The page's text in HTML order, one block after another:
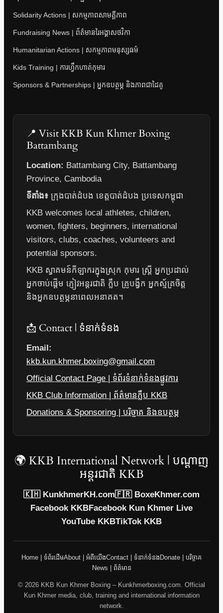
Solidarity Actions | សកម្មភាពសាមគ្គីភាព
Fundraising News | ព័ត៌មានរៃអង្គាសថវិកា
Humanitarian Actions | សកម្មភាពមនុស្សធម៌
Kids Training | ការហ្វឹកហាត់កុមារ
Sponsors & Partnerships | អ្នកឧបត្ថម្ភ និងភាពជាដៃគូ
📍 Visit KKB Kun Khmer Boxing
Battambang
Location: Battambang City, Battambang
Province, Cambodia
ទីតាំង៖ ក្រុងបាត់ដំបង ខេត្តបាត់ដំបង ប្រទេសកម្ពុជា
KKB welcomes local athletes, children,
women, fighters, beginners, international
visitors, clubs, coaches, volunteers and
potential sponsors.
KKB ស្វាគមន៍កីឡាករក្នុងស្រុក កុមារ ស្ត្រី អ្នកប្រដាល់
អ្នកចាប់ផ្តើម ភ្ញៀវអន្តរជាតិ ក្លឹប គ្រូបង្វឹក អ្នកស្ម័គ្រចិត្ត
និងអ្នកឧបត្ថម្ភនាពេលអនាគត។
📩 Contact | ទំនាក់ទំនង
Email:
kkb.kun.khmer.boxing@gmail.com
Official Contact Page | ទំព័រទំនាក់ទំនងផ្លូវការ
KKB Club Information | ព័ត៌មានក្លឹប KKB
Donations & Sponsoring | បរិច្ចាគ និងឧបត្ថម្ភ
🌍 KKB International Network | បណ្តាញ
អន្តរជាតិ KKB
🇰🇭 KunkhmerKH.com🇫🇷 BoxeKhmer.com
Facebook KKBFacebook Kun Khmer Live
YouTube KKBTikTok KKB
Home | ទំព័រដើមAbout | អំពីយើងContact | ទំនាក់ទំនង Donate | បរិច្ចាគ
News | ព័ត៌មាន
© 2026 KKB Kun Khmer Boxing – Kunkhmerboxing.com. Official
Kun Khmer media, club, training and international information
network.